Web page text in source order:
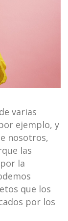
varias
ejemplo, y
nosotros,
las
la
que los
por los